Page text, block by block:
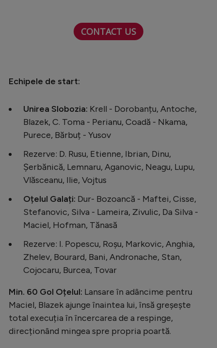
Formula 1
Rugby
Alte sporturi
JO 2024
JO 2026
Intră în cont
CONTACT US
Echipele de start:
Unirea Slobozia: Krell - Dorobanțu, Antoche,
Blazek, C. Toma - Perianu, Coadă - Nkama,
Purece, Bărbuț - Yusov
Rezerve: D. Rusu, Etienne, Ibrian, Dinu,
Șerbănică, Lemnaru, Aganovic, Neagu, Lupu,
Vlăsceanu, Ilie, Vojtus
Oțelul Galați: Dur- Bozoancă - Maftei, Cisse,
Stefanovic, Silva - Lameira, Zivulic, Da Silva -
Maciel, Hofman, Tănasă
Rezerve: I. Popescu, Roșu, Markovic, Anghia,
Zhelev, Bourard, Bani, Andronache, Stan,
Cojocaru, Burcea, Tovar
Min. 60 Gol Oțelul: Lansare în adâncime pentru
Maciel, Blazek ajunge înaintea lui, însă greșește
total execuția în încercarea de a respinge,
direcționând mingea spre propria poartă.